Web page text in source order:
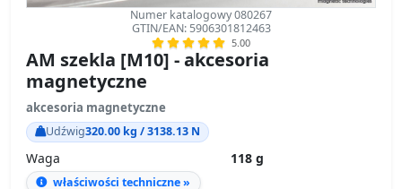
Numer katalogowy 080267
GTIN/EAN: 5906301812463
5.00
AM szekla [M10] - akcesoria
magnetyczne
akcesoria magnetyczne
Udźwig320.00 kg / 3138.13 N
Waga 118 g
właściwości techniczne »